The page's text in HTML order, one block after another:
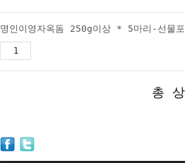
명인이영자옥돔 250g이상 * 5마리-선물
총